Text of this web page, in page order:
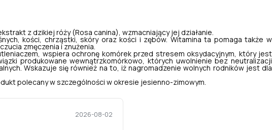
z dzikiej róży ( Rosa canina), wzmacniający jej działanie.
kości, chrząstki, skóry oraz kości i zębów. Witamina ta pomaga także w
zmęczenia i znużenia.
wspiera ochronę komórek przed stresem oksydacyjnym, który jest
produkowane wewnątrzkomórkowo, których uwolnienie bez neutralizacji
Wskazuje się również na to, iż nagromadzenie wolnych rodników jest dla
polecany w szczególności w okresie jesienno-zimowym.
2026-08-02